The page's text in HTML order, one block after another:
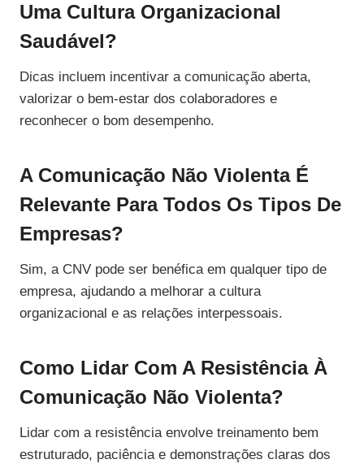
Uma Cultura Organizacional
Saudável?
Dicas incluem incentivar a comunicação aberta,
valorizar o bem-estar dos colaboradores e
reconhecer o bom desempenho.
A Comunicação Não Violenta É
Relevante Para Todos Os Tipos De
Empresas?
Sim, a CNV pode ser benéfica em qualquer tipo de
empresa, ajudando a melhorar a cultura
organizacional e as relações interpessoais.
Como Lidar Com A Resistência À
Comunicação Não Violenta?
Lidar com a resistência envolve treinamento bem
estruturado, paciência e demonstrações claras dos